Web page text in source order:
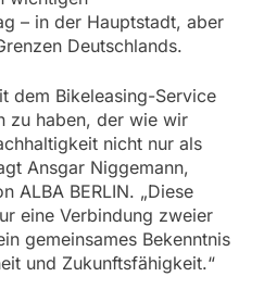
– in der Hauptstadt, aber
Deutschlands.
dem Bikeleasing-Service
zu haben, der wie wir
nicht nur als
Ansgar Niggemann,
ALBA BERLIN. „Diese
eine Verbindung zweier
gemeinsames Bekenntnis
und Zukunftsfähigkeit.“